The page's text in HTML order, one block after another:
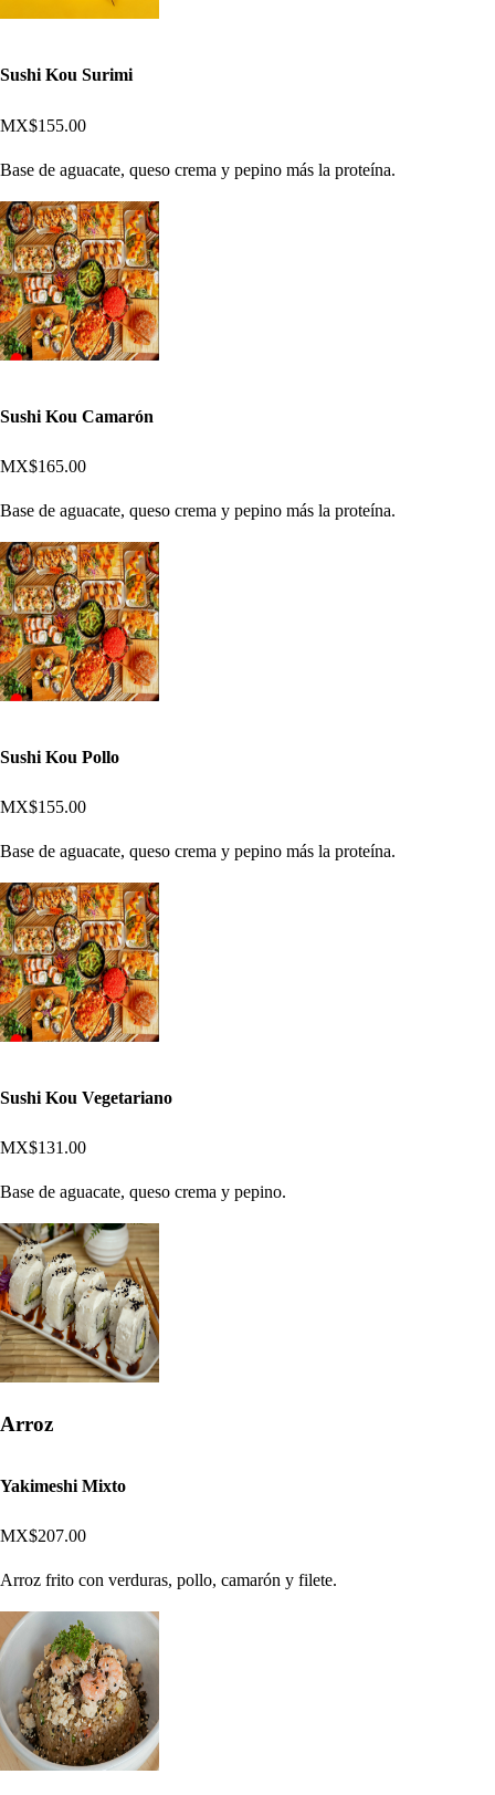
Sushi Kou Surimi
MX$155.00
Base de aguacate, queso crema y pepino más la proteína.
Sushi Kou Camarón
MX$165.00
Base de aguacate, queso crema y pepino más la proteína.
Sushi Kou Pollo
MX$155.00
Base de aguacate, queso crema y pepino más la proteína.
Sushi Kou Vegetariano
MX$131.00
Base de aguacate, queso crema y pepino.
Arroz
Yakimeshi Mixto
MX$207.00
Arroz frito con verduras, pollo, camarón y filete.